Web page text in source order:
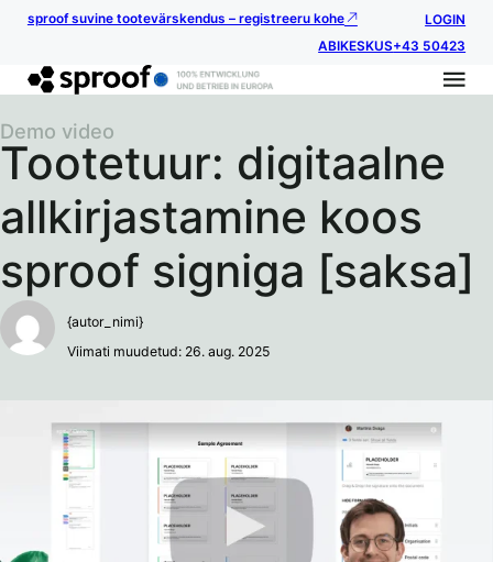
sproof suvine tootevärskendus – registreeru kohe
LOGIN
ABIKESKUS+43 50423
Tootetuur: digitaalne
allkirjastamine koos
sproof signiga [saksa]
Demo video
{autor_nimi}
Viimati muudetud: 26. aug. 2025